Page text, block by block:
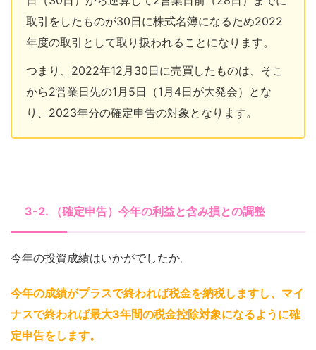
取引をしたものが30日に株式名簿になるため2022
年度の取引として取り扱われることになります。
つまり、2022年12月30日に売買したものは、そこ
から2営業日先の1月5日（1月4日が大発会）とな
り、2023年分の確定申告の対象となります。
3-2. （確定申告）今年の利益と含み損との調整
今年の投資成績はいかがでしたか。
今年の成績がプラスで終われば税金を納税しますし、マイ
ナスで終われば最大3年間の税金控除対象になるように確
定申告をします。